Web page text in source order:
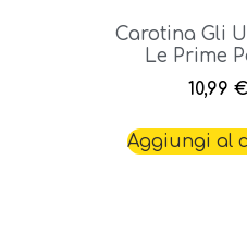
Carotina Gli
Le Prime
10,99 €
Aggiungi al